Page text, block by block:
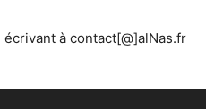
à contact[@]alNas.fr